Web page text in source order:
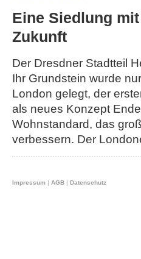
Eine Siedlung
Zukunft
Der Dresdner Stadtteil
Ihr Grundstein wurde
London gelegt, der
als neues Konzept
Wohnstandard, das
verbessern. Der
Impressum | AGB | Datenschutz